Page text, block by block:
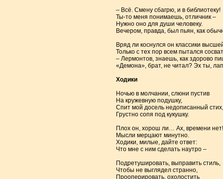
– Всё. Смену сбагрю, и в библиотеку!
Ты-то меня понимаешь, отличник –
Нужно оно для души человеку.
Вечером, правда, был пьян, как
Вряд ли коснулся он классики
Только с тех пор всем пытался
– Лермонтов, знаешь, как здорово
«Демона», брат, не читал? Эх ты,
Ходики
Ночью в молчании, слюни пустив
На кружевную подушку,
Спит мой досель недописанный стих,
Грустно сопя под кукушку.
Плох он, хорош ли… Ах, времени нет!
Мысли мерцают минутно.
Ходики, милые, дайте ответ:
Что мне с ним сделать наутро –
Подретушировать, выправить стиль,
Чтобы не выглядел странно,
Прооперировать, охолостить